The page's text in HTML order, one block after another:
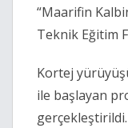
“Maarifin
Teknik Eğitim
Kortej
ile başlayan